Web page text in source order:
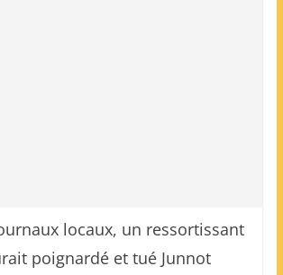
locaux, un ressortissant
poignardé et tué Junnot